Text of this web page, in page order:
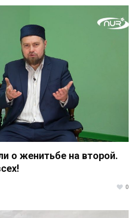
о женитьбе на второй.
0